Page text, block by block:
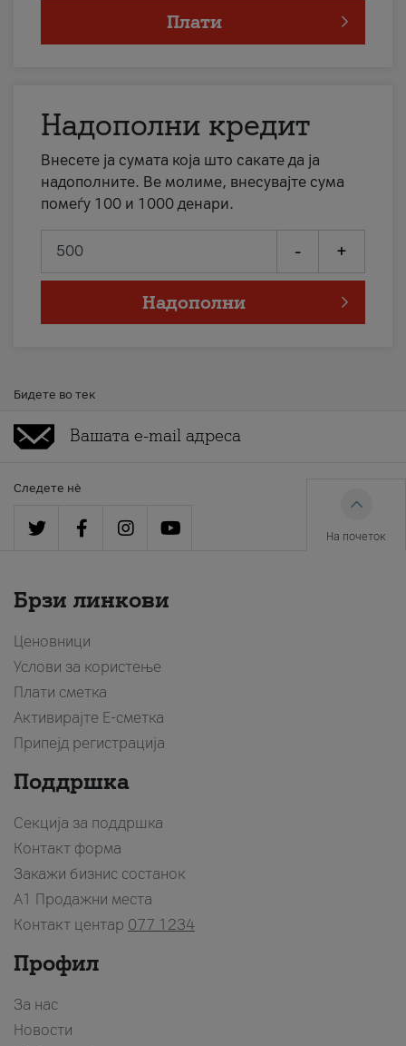
Плати
Надополни кредит
Внесете ја сумата која што сакате да ја
надополните. Ве молиме, внесувајте сума
помеѓу 100 и 1000 денари.
- +
Надополни
Бидете во тек
Следете нè
На почеток
Брзи линкови
Ценовници
Услови за користење
Плати сметка
Активирајте Е-сметка
Припејд регистрација
Поддршка
Секција за поддршка
Контакт форма
Закажи бизнис состанок
A1 Продажни места
Контакт центар 077 1234
Профил
За нас
Новости